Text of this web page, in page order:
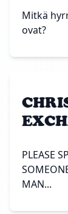
Mitkä
ovat?
PLEASE
MAN...